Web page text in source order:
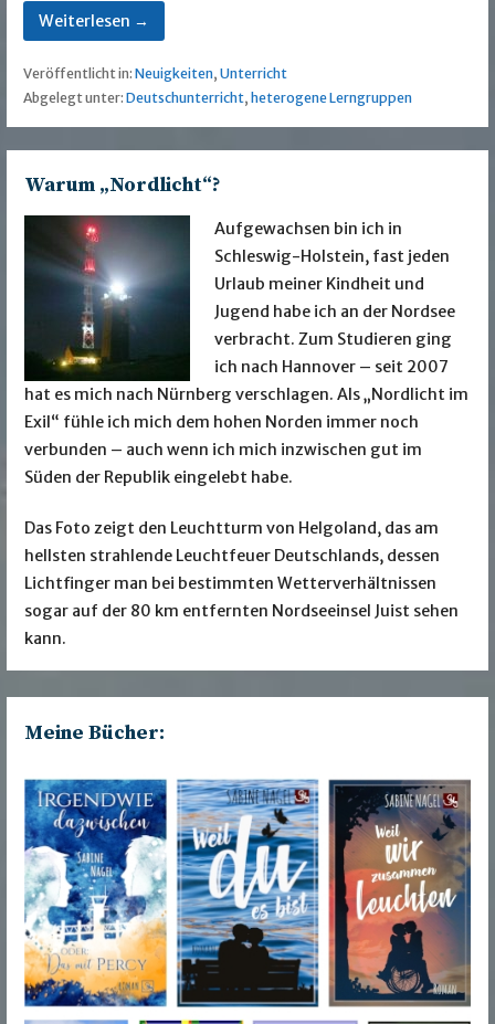
Weiterlesen →
Veröffentlicht in: Neuigkeiten, Unterricht
Abgelegt unter: Deutschunterricht, heterogene Lerngruppen
Warum „Nordlicht“?
Aufgewachsen bin ich in
Schleswig-Holstein, fast jeden
Urlaub meiner Kindheit und
Jugend habe ich an der Nordsee
verbracht. Zum Studieren ging
ich nach Hannover – seit 2007
hat es mich nach Nürnberg verschlagen. Als „Nordlicht im
Exil“ fühle ich mich dem hohen Norden immer noch
verbunden – auch wenn ich mich inzwischen gut im
Süden der Republik eingelebt habe.
Das Foto zeigt den Leuchtturm von Helgoland, das am
hellsten strahlende Leuchtfeuer Deutschlands, dessen
Lichtfinger man bei bestimmten Wetterverhältnissen
sogar auf der 80 km entfernten Nordseeinsel Juist sehen
kann.
Meine Bücher: